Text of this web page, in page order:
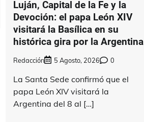
Luján, Capital de la Fe y la
Devoción: el papa León XIV
visitará la Basílica en su
histórica gira por la Argentina
Redacción 5 Agosto, 2026 0
La Santa Sede confirmó que el
papa León XIV visitará la
Argentina del 8 al […]